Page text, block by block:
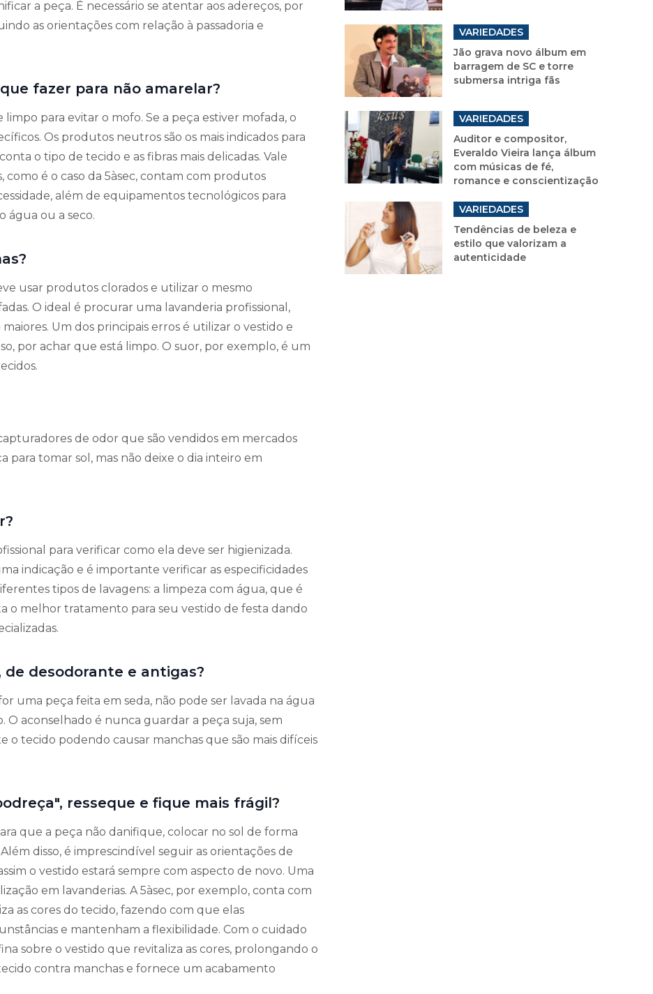
a peça. É necessário se atentar aos adereços, por
as orientações com relação à passadoria e
fazer para não amarelar?
para evitar o mofo. Se a peça estiver mofada, o
Os produtos neutros são os mais indicados para
o tipo de tecido e as fibras mais delicadas. Vale
como é o caso da 5àsec, contam com produtos
além de equipamentos tecnológicos para
água ou a seco.
usar produtos clorados e utilizar o mesmo
O ideal é procurar uma lavanderia profissional,
Um dos principais erros é utilizar o vestido e
por achar que está limpo. O suor, por exemplo, é um
de odor que são vendidos em mercados
para tomar sol, mas não deixe o dia inteiro em
para verificar como ela deve ser higienizada.
indicação e é importante verificar as especificidades
tipos de lavagens: a limpeza com água, que é
o melhor tratamento para seu vestido de festa dando
desodorante e antigas?
uma peça feita em seda, não pode ser lavada na água
aconselhado é nunca guardar a peça suja, sem
o tecido podendo causar manchas que são mais difíceis
resseque e fique mais frágil?
que a peça não danifique, colocar no sol de forma
disso, é imprescindível seguir as orientações de
o vestido estará sempre com aspecto de novo. Uma
em lavanderias. A 5àsec, por exemplo, conta com
as cores do tecido, fazendo com que elas
e mantenham a flexibilidade. Com o cuidado
sobre o vestido que revitaliza as cores, prolongando o
contra manchas e fornece um acabamento
VARIEDADES
Jão grava novo álbum em
barragem de SC e torre
submersa intriga fãs
VARIEDADES
Auditor e compositor,
Everaldo Vieira lança álbum
com músicas de fé,
romance e conscientização
VARIEDADES
Tendências de beleza e
estilo que valorizam a
autenticidade